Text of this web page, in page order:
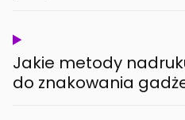
Jakie metody
do znakowania